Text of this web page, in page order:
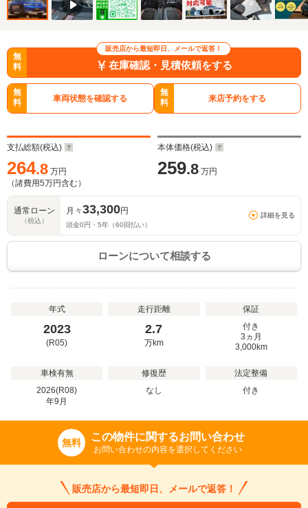
販売店から最短即日、メールで返答！
無
料
在庫確認・見積依頼をする
無
料
車両状態を確認する
無
料
来店予約をする
支払総額(税込)
264.8 万円
（諸費用5万円含む）
本体価格(税込)
259.8 万円
通常ローン
（税込）
月々33,300円
頭金0円・ 5年（60 回払い）
詳細を見る
ローンについて相談する
年式
2023
(R05)
走行距離
2.7
万km
保証
付き
3ヵ月
3,000km
車検有無
2026(R08)
年9 月
修復歴
なし
法定整備
付き
無料 この物件に関するお問い合わせ
お問い合わせの内容を選択してください
販売店から最短即日、メールで返答！